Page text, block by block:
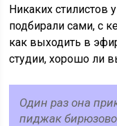
Никаких стилистов
подбирали сами, с
как выходить в
студии, хорошо ли
Один раз она
пиджак